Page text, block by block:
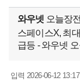
와우넷 오늘장
스페이스X, 최
급등 - 와우넷
입력2026-06-12 13:17